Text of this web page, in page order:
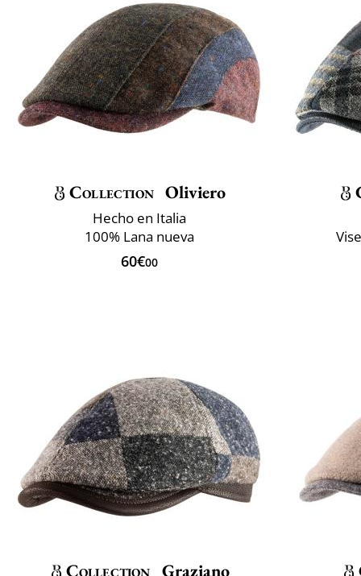
Collection Oliviero
Hecho en Italia
100% Lana nueva
60€00
Collection Graziano